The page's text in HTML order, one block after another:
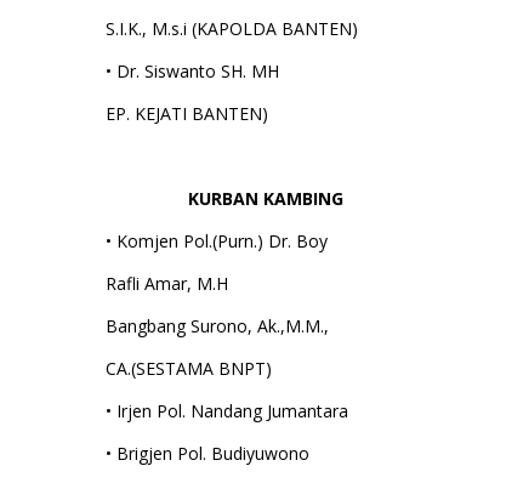
S.I.K., M.s.i (KAPOLDA BANTEN)
• Dr. Siswanto SH. MH
EP. KEJATI BANTEN)
KURBAN KAMBING
• Komjen Pol.(Purn.) Dr. Boy
Rafli Amar, M.H
Bangbang Surono, Ak.,M.M.,
CA.(SESTAMA BNPT)
• Irjen Pol. Nandang Jumantara
• Brigjen Pol. Budiyuwono